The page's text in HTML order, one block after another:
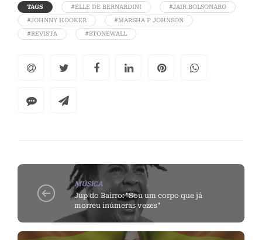
TAGS #ELLE DE BERNARDINI #JAIR BOLSONARO
#JOHNNY HOOKER #MARSHA P JOHNSON
#REVISTA #STONEWALL
MÚSICA
Jup do Bairro: "Sou um corpo que já
morreu inúmeras vezes"